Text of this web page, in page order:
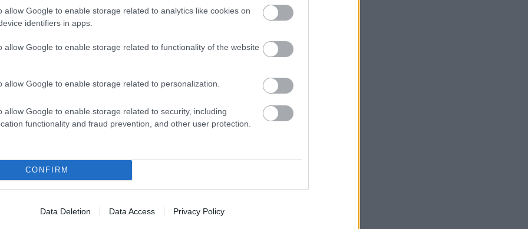
allow Google to enable storage related to analytics like cookies on
identifiers in apps.
allow Google to enable storage related to functionality of the website
allow Google to enable storage related to personalization.
allow Google to enable storage related to security, including
functionality and fraud prevention, and other user protection.
CONFIRM
Data Deletion Data Access Privacy Policy
is találkoztam velük, de mindegyiket
egy optikán keresztül közel kerülsz, ott vagy
már van egy légköre, mert azért a végére csak
elfogadják, hogy nem akarok velük
hogy mikor vágnak előnytelen arcot. Láttam
keresi, de az más.